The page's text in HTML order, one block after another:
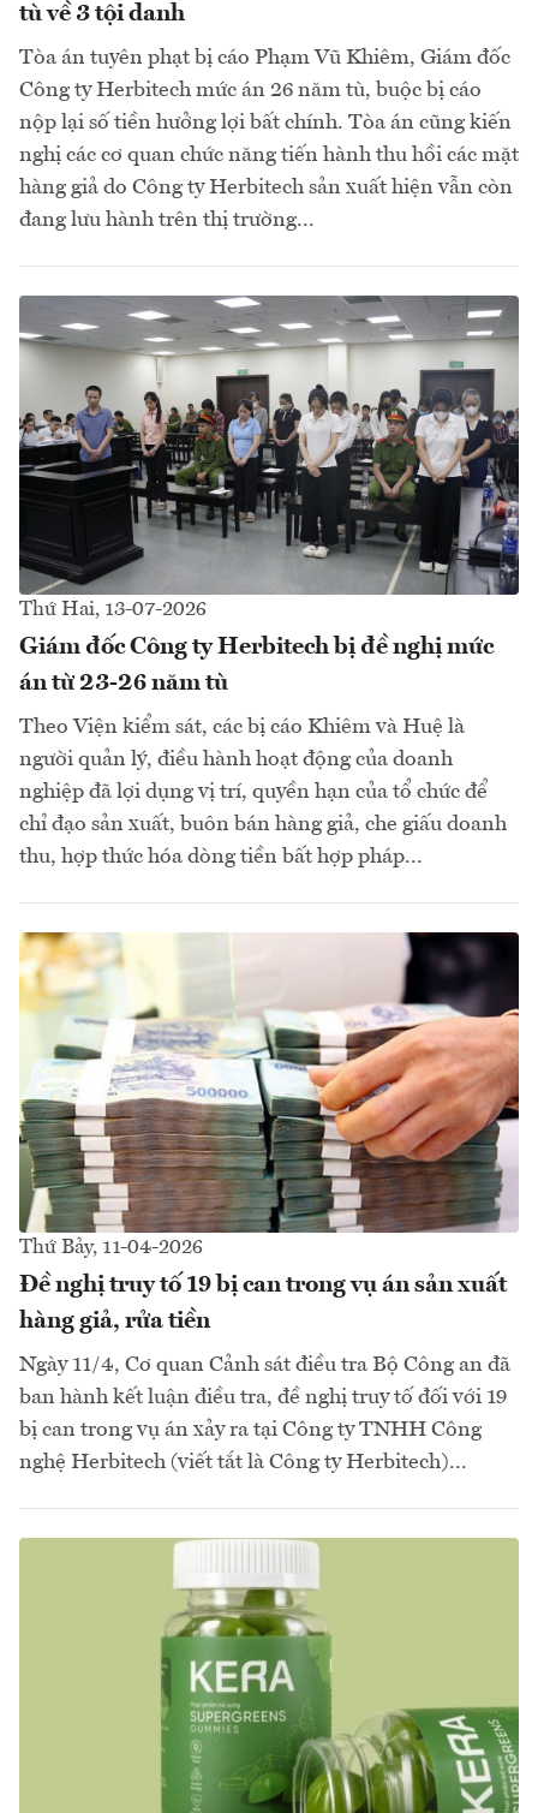
tù về 3 tội danh
Tòa án tuyên phạt bị cáo Phạm Vũ Khiêm, Giám đốc
Công ty Herbitech mức án 26 năm tù, buộc bị cáo
nộp lại số tiền hưởng lợi bất chính. Tòa án cũng kiến
nghị các cơ quan chức năng tiến hành thu hồi các mặt
hàng giả do Công ty Herbitech sản xuất hiện vẫn còn
đang lưu hành trên thị trường...
Thứ Hai, 13-07-2026
Giám đốc Công ty Herbitech bị đề nghị mức
án từ 23-26 năm tù
Theo Viện kiểm sát, các bị cáo Khiêm và Huệ là
người quản lý, điều hành hoạt động của doanh
nghiệp đã lợi dụng vị trí, quyền hạn của tổ chức để
chỉ đạo sản xuất, buôn bán hàng giả, che giấu doanh
thu, hợp thức hóa dòng tiền bất hợp pháp...
Thứ Bảy, 11-04-2026
Đề nghị truy tố 19 bị can trong vụ án sản xuất
hàng giả, rửa tiền
Ngày 11/4, Cơ quan Cảnh sát điều tra Bộ Công an đã
ban hành kết luận điều tra, đề nghị truy tố đối với 19
bị can trong vụ án xảy ra tại Công ty TNHH Công
nghệ Herbitech (viết tắt là Công ty Herbitech)...